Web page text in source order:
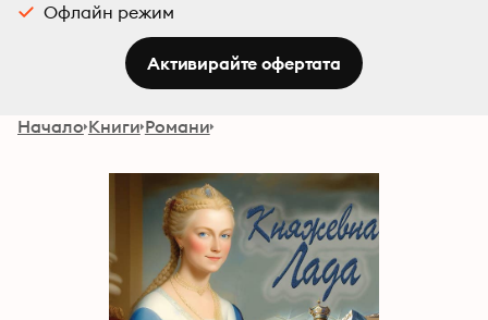
Офлайн режим
Активирайте офертата
Начало Книги Романи